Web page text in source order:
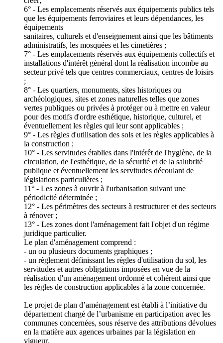
6° - Les emplacements réservés aux équipements publics tels
que les équipements ferroviaires et leurs dépendances, les
équipements
sanitaires, culturels et d'enseignement ainsi que les bâtiments
administratifs, les mosquées et les cimetières ;
7° - Les emplacements réservés aux équipements collectifs et
installations d'intérêt général dont la réalisation incombe au
secteur privé tels que centres commerciaux, centres de loisirs
;
8° - Les quartiers, monuments, sites historiques ou
archéologiques, sites et zones naturelles telles que zones
vertes publiques ou privées à protéger ou à mettre en valeur
pour des motifs d'ordre esthétique, historique, culturel, et
éventuellement les règles qui leur sont applicables ;
9° - Les règles d'utilisation des sols et les règles applicables à
la construction ;
10° - Les servitudes établies dans l'intérêt de l'hygiène, de la
circulation, de l'esthétique, de la sécurité et de la salubrité
publique et éventuellement les servitudes découlant de
législations particulières ;
11° - Les zones à ouvrir à l'urbanisation suivant une
périodicité déterminée ;
12° - Les périmètres des secteurs à restructurer et des secteurs
à rénover ;
13° - Les zones dont l'aménagement fait l'objet d'un régime
juridique particulier.
Le plan d'aménagement comprend :
- un ou plusieurs documents graphiques ;
- un règlement définissant les règles d'utilisation du sol, les
servitudes et autres obligations imposées en vue de la
réalisation d'un aménagement ordonné et cohérent ainsi que
les règles de construction applicables à la zone concernée.
Le projet de plan d’aménagement est établi à l’initiative du
département chargé de l’urbanisme en participation avec les
communes concernées, sous réserve des attributions dévolues
en la matière aux agences urbaines par la législation en
vigueur.